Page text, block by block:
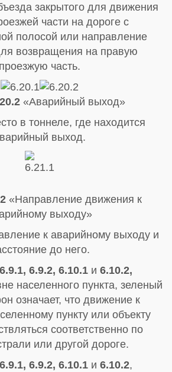
закрытого для движения
части на дороге с
полосой или направление
возвращения на правую
проезжую часть.
«Аварийный выход»
в тоннеле, где находится
выход.
«Направление движения к
выходу»
к аварийному выходу и
до него.
6.9.1, 6.9.2, 6.10.1и 6.10.2,
населенного пункта, зеленый
означает, что движение к
пункту или объекту
соответственно по
или другой дороге.
6.9.1, 6.9.2, 6.10.1и 6.10.2,